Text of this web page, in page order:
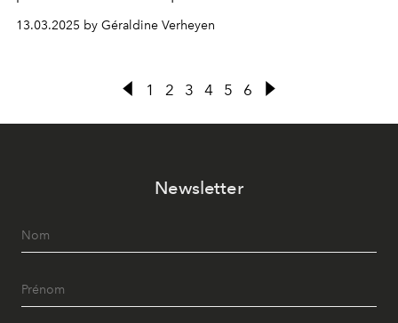
française. Ici, chaque moment est une célébration,
chaque bouchée une déclaration d’amour à Paris. Car
13.03.2025 by Géraldine Verheyen
1 2 3 4 5 6
Newsletter